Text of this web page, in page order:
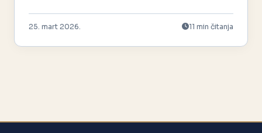
25. mart 2026. 11 min čitanja